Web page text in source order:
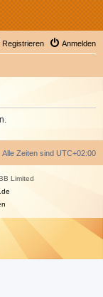
Anmelden
Registrieren
Alle Zeiten sind UTC+02:00
Limited